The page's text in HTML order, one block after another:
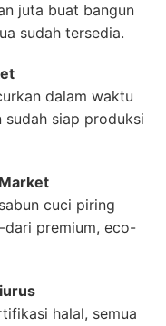
juta buat bangun
sudah tersedia.
dalam waktu
siap produksi
cuci piring
premium, eco-
halal, semua